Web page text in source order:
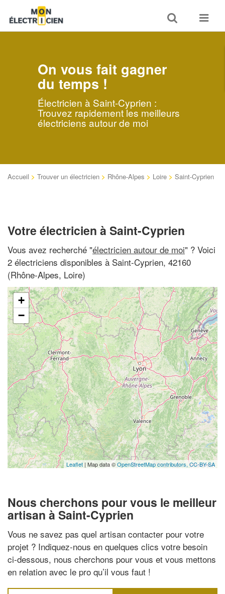
Toggle
search
Toggle
On vous fait gagner
du temps !
Électricien à Saint-Cyprien :
Trouvez rapidement les meilleurs
électriciens autour de moi
Accueil > Trouver un électricien > Rhône-Alpes > Loire > Saint-Cyprien
Votre électricien à Saint-Cyprien
Vous avez recherché "électricien autour de moi" ? Voici
2 électriciens disponibles à Saint-Cyprien, 42160
(Rhône-Alpes, Loire)
+
−
Leaflet | Map data ©OpenStreetMap contributors,CC-BY-SA
Nous cherchons pour vous le meilleur
artisan à Saint-Cyprien
Vous ne savez pas quel artisan contacter pour votre
projet ? Indiquez-nous en quelques clics votre besoin
ci-dessous, nous cherchons pour vous et vous mettons
en relation avec le pro qu’il vous faut !